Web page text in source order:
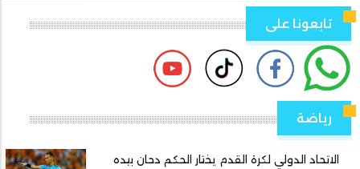
تابعونا على
رياضة
الاتحاد الدولي لكرة القدم يختار الحكم دحان بيده